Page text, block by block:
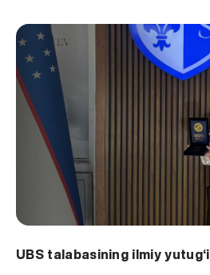
UBS talabasining ilmiy yutug‘i